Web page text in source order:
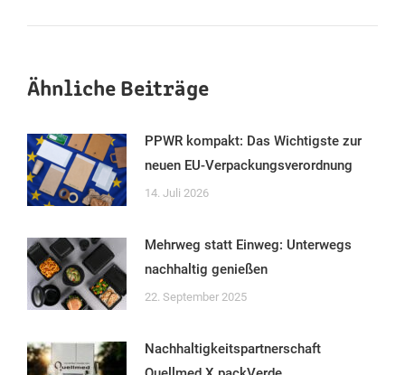
Ähnliche Beiträge
PPWR kompakt: Das Wichtigste zur
neuen EU-Verpackungsverordnung
14. Juli 2026
Mehrweg statt Einweg: Unterwegs
nachhaltig genießen
22. September 2025
Nachhaltigkeitspartnerschaft